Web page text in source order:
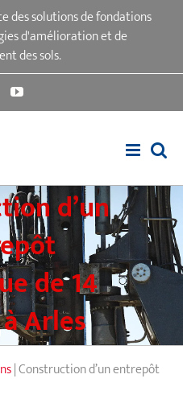
des solutions de fondations
d'amélioration et de
des sols.
YouTube
d’un
de 14
Arles
|Construction d’un entrepôt